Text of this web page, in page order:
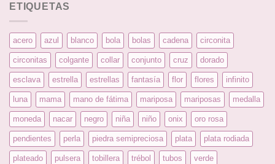
ETIQUETAS
acero azul blanco bola bolas cadena circonita
circonitas colgante collar conjunto cruz dorado
esclava estrella estrellas fantasía flor flores infinito
luna mama mano de fátima mariposa mariposas medalla
moneda nacar negro niña niño onix oro rosa
pendientes perla piedra semipreciosa plata plata rodiada
plateado pulsera tobillera trébol tubos verde